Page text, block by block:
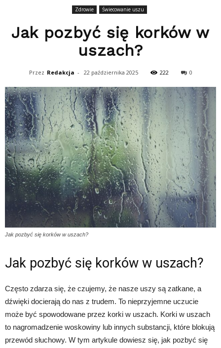
Zdrowie Świecowanie uszu
Jak pozbyć się korków w
uszach?
Przez Redakcja - 22 października 2025 222 0
Jak pozbyć się korków w uszach?
Jak pozbyć się korków w uszach?
Często zdarza się, że czujemy, że nasze uszy są zatkane, a
dźwięki docierają do nas z trudem. To nieprzyjemne uczucie
może być spowodowane przez korki w uszach. Korki w uszach
to nagromadzenie woskowiny lub innych substancji, które blokują
przewód słuchowy. W tym artykule dowiesz się, jak pozbyć się